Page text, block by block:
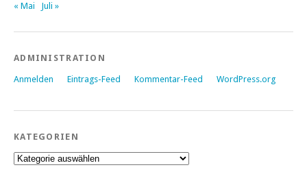
« Mai
Juli »
ADMINISTRATION
Anmelden Eintrags-Feed Kommentar-Feed WordPress.org
KATEGORIEN
Kategorien